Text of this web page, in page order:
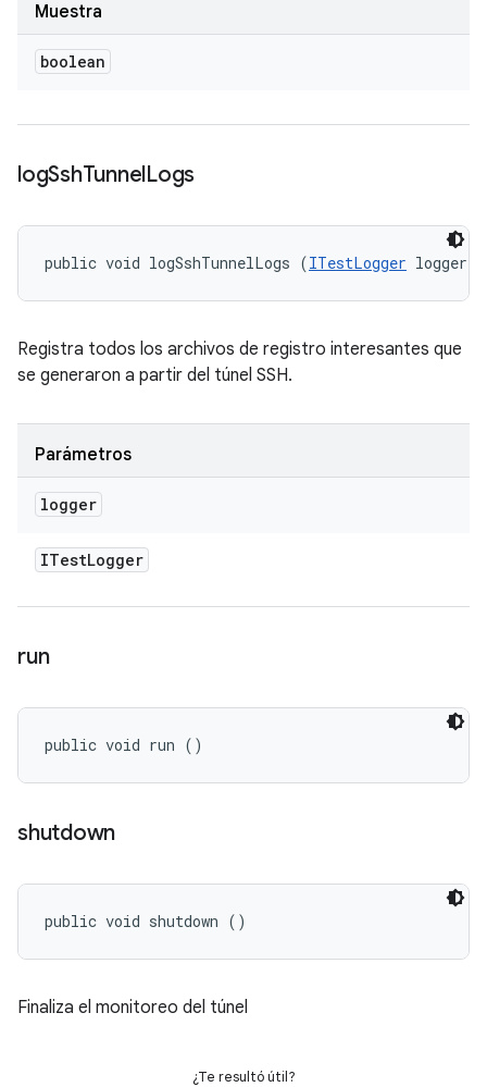
Muestra
boolean
logSshTunnelLogs
public void logSshTunnelLogs (ITestLogger logger)
Registra todos los archivos de registro interesantes que
se generaron a partir del túnel SSH.
Parámetros
logger
ITestLogger
run
public void run ()
shutdown
public void shutdown ()
Finaliza el monitoreo del túnel
¿Te resultó útil?